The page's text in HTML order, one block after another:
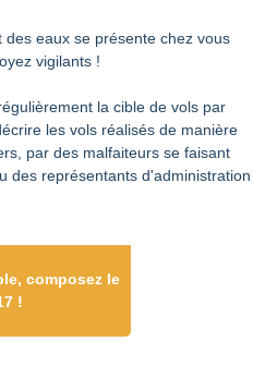
eaux se présente chez vous
vigilants !
la cible de vols par
les vols réalisés de manière
par des malfaiteurs se faisant
des représentants d'administration
composez le
!